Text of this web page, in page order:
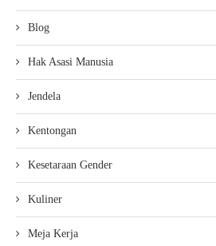
Blog
Hak Asasi Manusia
Jendela
Kentongan
Kesetaraan Gender
Kuliner
Meja Kerja